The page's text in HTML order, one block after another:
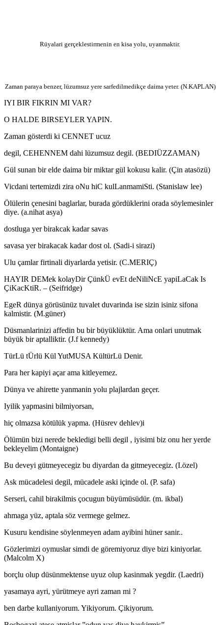
Rüyalari gerçeklestirmenin en kisa yolu, uyanmaktir.
Zaman paraya benzer, lüzumsuz yere sarfedilmedikçe daima yeter. (N.KAPLAN)
IYI BIR FIKRIN MI VAR?
O HALDE BIRSEYLER YAPIN.
Zaman gösterdi ki CENNET ucuz
degil, CEHENNEM dahi lüzumsuz degil. (BEDIÜZZAMAN)
Gül sunan bir elde daima bir miktar gül kokusu kalir. (Çin atasözü)
Vicdani tertemizdi zira oNu hiC kulLanmamiSti. (Stanislaw lee)
Ölülerin çenesini baglarlar, burada gördüklerini orada söylemesinler
diye. (a.nihat asya)
dostluga yer birakcak kadar savas
savasa yer birakacak kadar dost ol. (Sadi-i sirazi)
Ulu çamlar firtinali diyarlarda yetisir. (C.MERIÇ)
HAYIR DEMek kolayDir ÇünkÜ evEt deNiliNcE yapiLaCak Is
ÇiKacKtiR. – (Seifridge)
EgeR dünya görüsünüz tuvalet duvarinda ise sizin isiniz sifona
kalmistir. (M.güner)
Düsmanlarinizi affedin bu bir büyüklüktür. Ama onlari unutmak
büyük bir aptalliktir. (J.f kennedy)
TürLü tÜrlü Kül YutMUSA KültürLü Denir.
Para her kapiyi açar ama kitleyemez.
Dünya ve ahirette yanmanin yolu plajlardan geçer.
Iyilik yapmasini bilmiyorsan,
hiç olmazsa kötülük yapma. (Hüsrev dehlev)i
Ölümün bizi nerede bekledigi belli degil , iyisimi biz onu her yerde
bekleyelim (Montaigne)
Bu deveyi gütmeyecegiz bu diyardan da gitmeyecegiz. (I.özel)
Ask mücadelesi degil, mücadele aski içinde ol. (P. safa)
Serseri, cahil birakilmis çocugun büyümüsüdür. (m. ikbal)
ahmaga yüz, aptala söz vermege gelmez.
Kusuru kendisine söylenmeyen adam ayibini hüner sanir..
Gözlerimizi oymuslar simdi de göremiyoruz diye bizi kiniyorlar.
(Malcolm X)
borçlu olup düsünmektense uyuz olup kasinmak yegdir. (Laedri)
yasamaya ayri, yürütmeye ayri zaman mi ?
ben darbe kullaniyorum. Yikiyorum. Çikiyorum.